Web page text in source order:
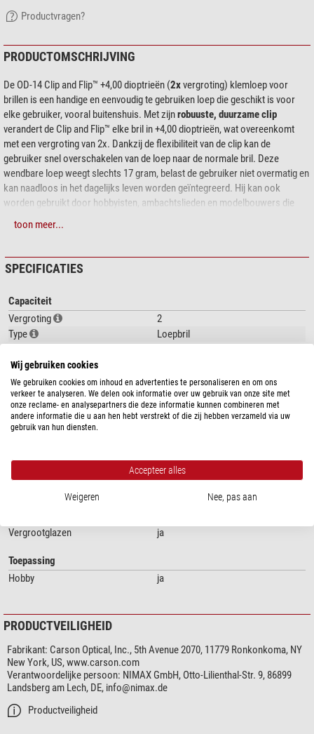
Productvragen?
PRODUCTOMSCHRIJVING
De OD-14 Clip and Flip™ +4,00 dioptrieën (2xvergroting) klemloep voor
brillen is een handige en eenvoudig te gebruiken loep die geschikt is voor
elke gebruiker, vooral buitenshuis. Met zijnrobuuste, duurzame clip
verandert de Clip and Flip™ elke bril in +4,00 dioptrieën, wat overeenkomt
met een vergroting van 2x. Dankzij de flexibiliteit van de clip kan de
gebruiker snel overschakelen van de loep naar de normale bril. Deze
wendbare loep weegt slechts 17 gram, belast de gebruiker niet overmatig en
kan naadloos in het dagelijks leven worden geïntegreerd. Hij kan ook
worden gebruikt door hobbyisten, ambachtslieden en modelbouwers die
and Flip™ is een belangrijk hulpmiddel om dichtbij te zijn wanneer dat nodig
hand is.
toon meer...
SPECIFICATIES
Capaciteit
Vergroting
2
Type
Loepbril
Bijzonderheden
Belichting
-
Algemeen
Kleur
13
Vergrootglazen
ja
Toepassing
Hobby
ja
PRODUCTVEILIGHEID
Fabrikant: Carson Optical, Inc., 5th Avenue 2070, 11779 Ronkonkoma, NY
New York, US, www.carson.com
Verantwoordelijke persoon: NIMAX GmbH, Otto-Lilienthal-Str. 9, 86899
Landsberg am Lech, DE, info@nimax.de
Productveiligheid
Wij gebruiken cookies
We gebruiken cookies om inhoud en advertenties te personaliseren en om ons
verkeer te analyseren. We delen ook informatie over uw gebruik van onze site met
onze reclame- en analysepartners die deze informatie kunnen combineren met
andere informatie die u aan hen hebt verstrekt of die zij hebben verzameld via uw
gebruik van hun diensten.
Accepteer alles
Weigeren Nee, pas aan